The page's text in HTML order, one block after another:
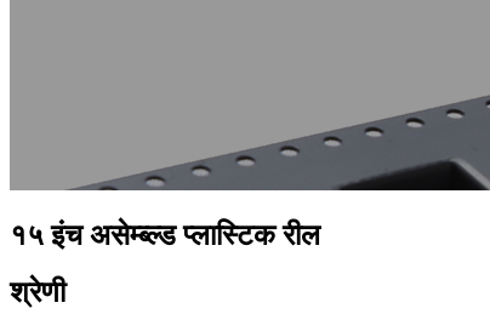
१५ इंच असेम्ब्ल्ड प्लास्टिक रील
श्रेणी